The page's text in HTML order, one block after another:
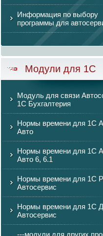
Информация по выбору
программы для
Модули для 1С
Модуль для связи
1С Бухгалтерия
Нормы времени для 1С
Авто
Нормы времени для 1С
Авто 6, 6.1
Нормы времени для 1С
Автосервис
Нормы времени для 1С
Автосервис
---модули для других